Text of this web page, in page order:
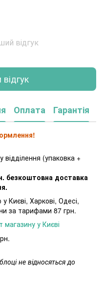
відгук
Оплата Гарантія
(упаковка +
безкоштовна доставка
Києві, Харкові, Одесі,
за тарифами 87 грн.
магазину у Києві
не відносяться до